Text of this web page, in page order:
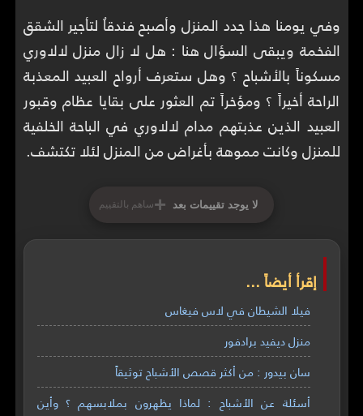
وفي يومنا هذا جدد المنزل وأصبح فندقاُ لتأجير الشقق
الفخمة ويبقى السؤال هنا : هل لا زال منزل لالاوري
مسكوناً بالأشباح ؟ وهل ستعرف أرواح العبيد المعذبة
الراحة أخيراً ؟ ومؤخراً تم العثور على بقايا عظام وقبور
العبيد الذين عذبتهم مدام لالاوري في الباحة الخلفية
للمنزل وكانت مموهة بأغراض من المنزل لئلا تكتشف.
لا يوجد تقييمات بعد +ساهم بالتقييم
إقرأ أيضاً ...
فيلا الشيطان في لاس فيغاس
منزل ديفيد برادفور
سان بيدور : من أكثر قصص الأشباح توثيقاً
أسئلة عن الأشباح : لماذا يظهرون بملابسهم ؟ وأين